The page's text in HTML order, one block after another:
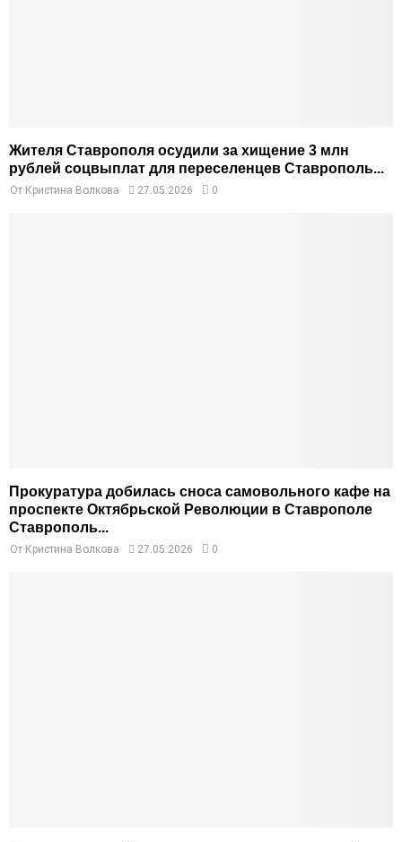
Жителя Ставрополя осудили за хищение 3 млн
рублей соцвыплат для переселенцев Ставрополь...
От Кристина Волкова 27.05.2026 0
Прокуратура добилась сноса самовольного кафе на
проспекте Октябрьской Революции в Ставрополе
Ставрополь...
От Кристина Волкова 27.05.2026 0